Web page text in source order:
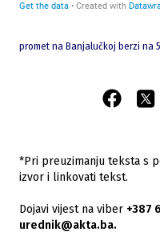
promet na Banjalučkoj berzi na
*Pri preuzimanju teksta s
izvor i linkovati tekst.
Dojavi vijest na viber +387
urednik@akta.ba.